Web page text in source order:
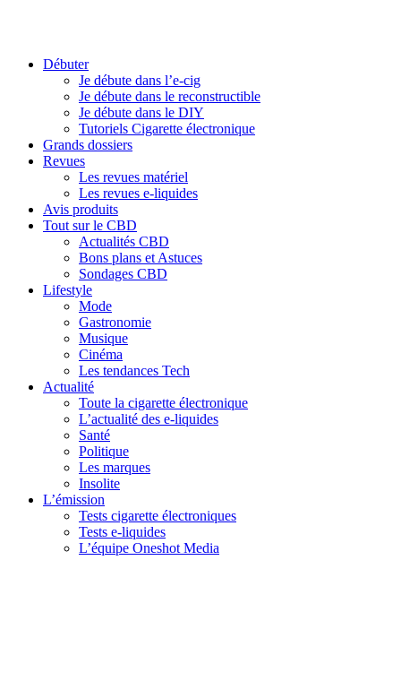
Débuter
Je débute dans l’e-cig
Je débute dans le reconstructible
Je débute dans le DIY
Tutoriels Cigarette électronique
Grands dossiers
Revues
Les revues matériel
Les revues e-liquides
Avis produits
Tout sur le CBD
Actualités CBD
Bons plans et Astuces
Sondages CBD
Lifestyle
Mode
Gastronomie
Musique
Cinéma
Les tendances Tech
Actualité
Toute la cigarette électronique
L’actualité des e-liquides
Santé
Politique
Les marques
Insolite
L’émission
Tests cigarette électroniques
Tests e-liquides
L’équipe Oneshot Media